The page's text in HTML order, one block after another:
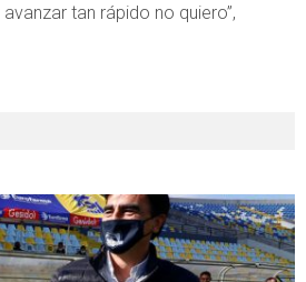
tan rápido no quiero”,